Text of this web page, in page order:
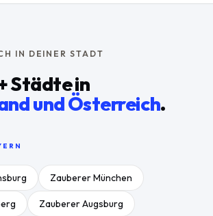
IN DEINER STADT
Städte in
und Österreich.
ZaubererMünchen
ZaubererAugsburg